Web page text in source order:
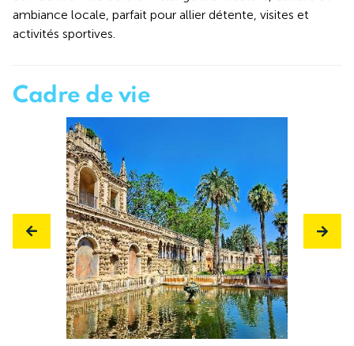
ambiance locale, parfait pour allier détente, visites et
activités sportives.
Cadre de vie